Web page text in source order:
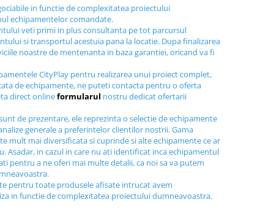
in functie de complexitatea proiectului
echipamentelor comandate.
veti primi in plus consultanta pe tot parcursul
si transportul acestuia pana la locatie. Dupa finalizarea
noastre de mentenanta in baza garantiei, oricand va fi
CityPlay pentru realizarea unui proiect complet,
de echipamente, ne puteti contacta pentru o oferta
direct onlineformularul nostru dedicat ofertarii
de prezentare, ele reprezinta o selectie de echipamente
generale a preferintelor clientilor nostrii. Gama
mult mai diversificata si cuprinde si alte echipamente ce ar
Asadar, in cazul in care nu ati identificat inca echipamentul
pentru a ne oferi mai multe detalii, ca noi sa va putem
pentru toate produsele afisate intrucat avem
in functie de complexitatea proiectului dumneavoastra.